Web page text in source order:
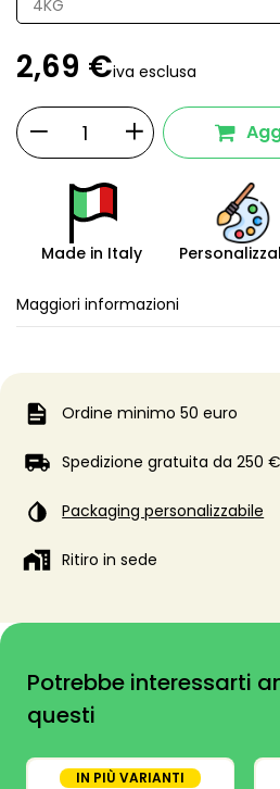
2,69 €iva esclusa
Made in Italy
Maggiori informazioni
Ordine minimo 50 euro
Spedizione gratuita da 250 €
Packaging personalizzabile
Ritiro in sede
Potrebbe interessarti
questi
IN PIÙ VARIANTI